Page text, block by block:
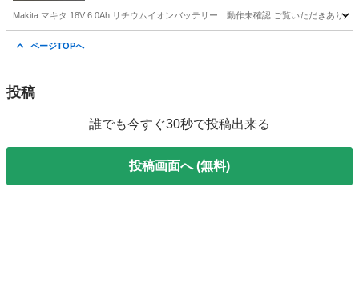
Makita マキタ 18V 6.0Ah リチウムイオンバッテリー 動作未確認 ご覧いただきあり
ページTOPへ
投稿
誰でも今すぐ30秒で投稿出来る
投稿画面へ (無料)